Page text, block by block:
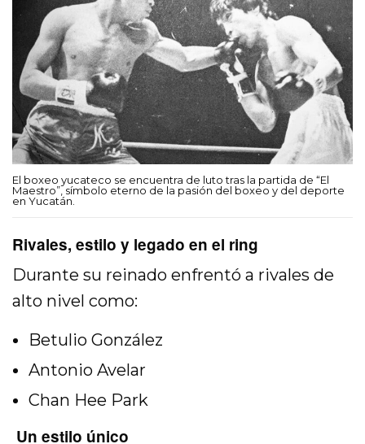
El boxeo yucateco se encuentra de luto tras la partida de “El
Maestro”, símbolo eterno de la pasión del boxeo y del deporte
en Yucatán.
Rivales, estilo y legado en el ring
Durante su reinado enfrentó a rivales de
alto nivel como:
Betulio González
Antonio Avelar
Chan Hee Park
Un estilo único